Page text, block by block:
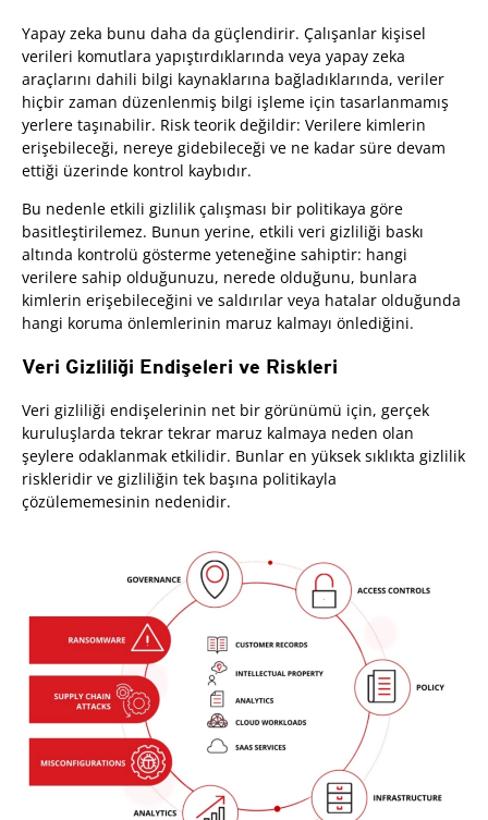
Yapay zeka bunu daha da güçlendirir. Çalışanlar kişisel
verileri komutlara yapıştırdıklarında veya yapay zeka
araçlarını dahili bilgi kaynaklarına bağladıklarında, veriler
hiçbir zaman düzenlenmiş bilgi işleme için tasarlanmamış
yerlere taşınabilir. Risk teorik değildir: Verilere kimlerin
erişebileceği, nereye gidebileceği ve ne kadar süre devam
ettiği üzerinde kontrol kaybıdır.
Bu nedenle etkili gizlilik çalışması bir politikaya göre
basitleştirilemez. Bunun yerine, etkili veri gizliliği baskı
altında kontrolü gösterme yeteneğine sahiptir: hangi
verilere sahip olduğunuzu, nerede olduğunu, bunlara
kimlerin erişebileceğini ve saldırılar veya hatalar olduğunda
hangi koruma önlemlerinin maruz kalmayı önlediğini.
Veri Gizliliği Endişeleri ve Riskleri
Veri gizliliği endişelerinin net bir görünümü için, gerçek
kuruluşlarda tekrar tekrar maruz kalmaya neden olan
şeylere odaklanmak etkilidir. Bunlar en yüksek sıklıkta gizlilik
riskleridir ve gizliliğin tek başına politikayla
çözülememesinin nedenidir.